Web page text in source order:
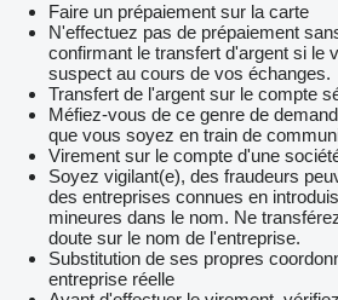
Faire un prépaiement sur la carte
N'effectuez pas de prépaiement
confirmant le transfert d'argent si le
suspect au cours de vos échanges.
Transfert de l'argent sur le compte
Méfiez-vous de ce genre de
que vous soyez en train de
Virement sur le compte d'une
Soyez vigilant(e), des fraudeurs
des entreprises connues en
mineures dans le nom. Ne
doute sur le nom de l'entreprise.
Substitution de ses propres
entreprise réelle